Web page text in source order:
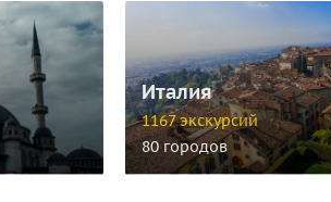
Италия
1167 экскурсий
80 городов